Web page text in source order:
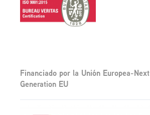
Financiado por la Unión Europea-Next
Generation EU